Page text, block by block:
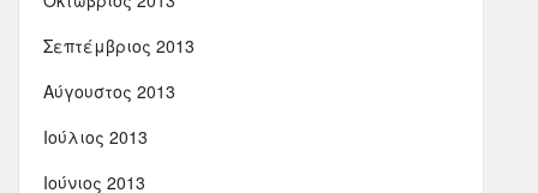
Σεπτέμβριος 2013
Αύγουστος 2013
Ιούλιος 2013
Ιούνιος 2013